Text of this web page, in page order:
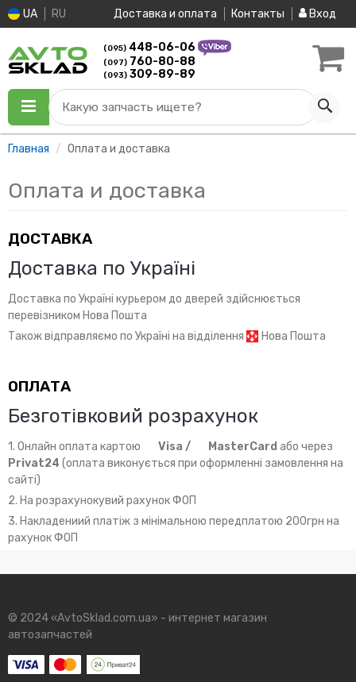
UA RU Доставка и оплата Контакты Вход
(095) 448-06-06
(097) 760-80-88
(093) 309-89-89
Какую запчасть ищете?
Главная Оплата и доставка
Оплата и доставка
ДОСТАВКА
Доставка по Україні
Доставка по Україні курьером до дверей здійснюється
перевізником Нова Пошта
Також відправляємо по Україні на відділення
Нова Пошта
ОПЛАТА
Безготівковий розрахунок
1. Онлайн оплата картою Visa / MasterCard або через
Privat24 (оплата виконується при оформленні замовлення на
сайті)
2. На розрахунокувий рахунок ФОП
3. Накладениий платіж з мінімальною передплатою 200грн на
рахунок ФОП
© 2024 «AvtoSklad.com.ua» - интернет магазин
автозапчастей